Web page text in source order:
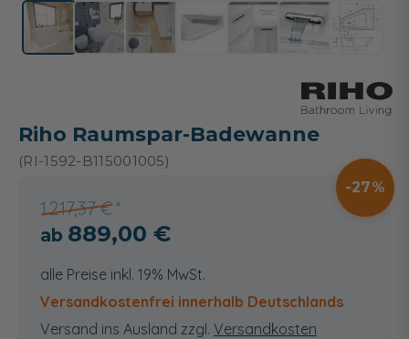
Riho Raumspar-Badewanne
(RI-1592-B115001005)
1.217,37 €
27
889,00 €
alle Preise inkl. 19% MwSt.
Versandkostenfrei innerhalb Deutschlands
Versand ins Ausland zzgl. Versandkosten